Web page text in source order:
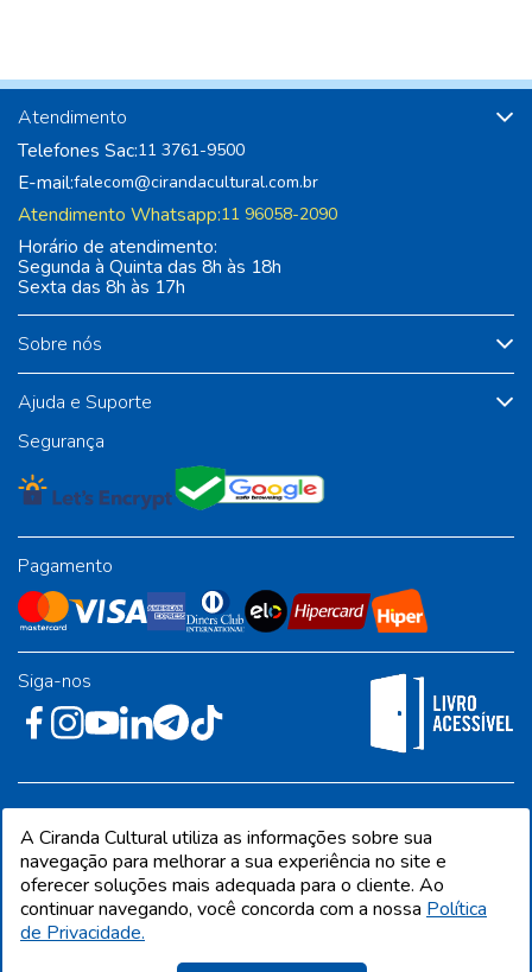
Sobre nós
Ajuda e Suporte
Atendimento
Telefones Sac:11 3761-9500
E-mail:falecom@cirandacultural.com.br
Atendimento Whatsapp:11 96058-2090
Horário de atendimento:
Segunda à Quinta das 8h às 18h
Sexta das 8h às 17h
Segurança
Pagamento
Siga-nos
Industrial - Jandira/SP - CEP 06612-001
CIRANDA CULTURAL EDITORA E DISTRIBUIDORA LTDA. Todos os direitos
reservados. Proibida reprodução total ou parcial. Preços e estoque sujeito a
A Ciranda Cultural utiliza as informações sobre sua
navegação para melhorar a sua experiência no site e
oferecer soluções mais adequada para o cliente. Ao
continuar navegando, você concorda com a nossa Política
de Privacidade.